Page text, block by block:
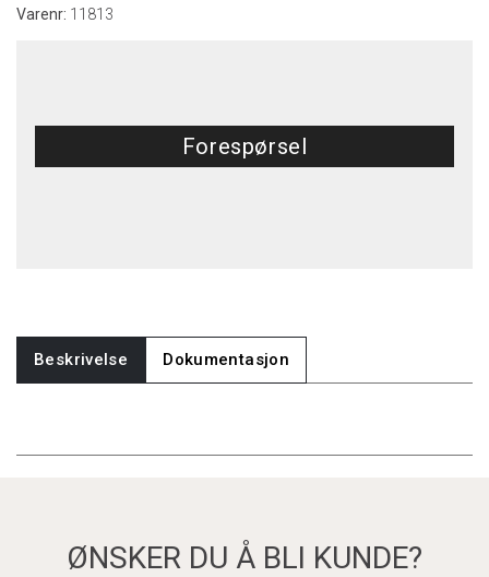
Varenr: 11813
Forespørsel
Beskrivelse Dokumentasjon
ØNSKER DU Å BLI KUNDE?